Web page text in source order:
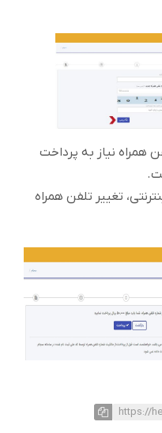
همراه نیاز به پرداخت
تغییر تلفن همراه
https://